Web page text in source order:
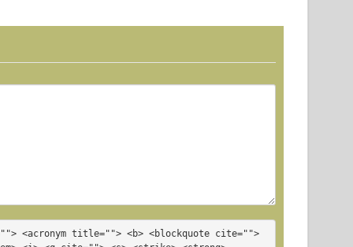
<acronym title=""> <b> <blockquote cite="">